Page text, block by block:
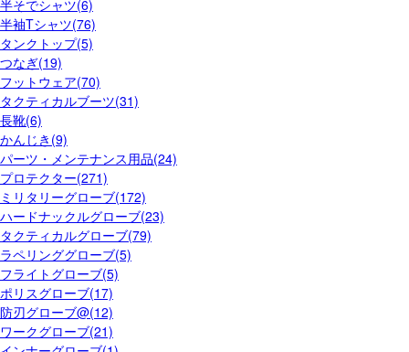
半そでシャツ(6)
半袖Tシャツ(76)
タンクトップ(5)
つなぎ(19)
フットウェア(70)
タクティカルブーツ(31)
長靴(6)
かんじき(9)
パーツ・メンテナンス用品(24)
プロテクター(271)
ミリタリーグローブ(172)
ハードナックルグローブ(23)
タクティカルグローブ(79)
ラペリンググローブ(5)
フライトグローブ(5)
ポリスグローブ(17)
防刃グローブ@(12)
ワークグローブ(21)